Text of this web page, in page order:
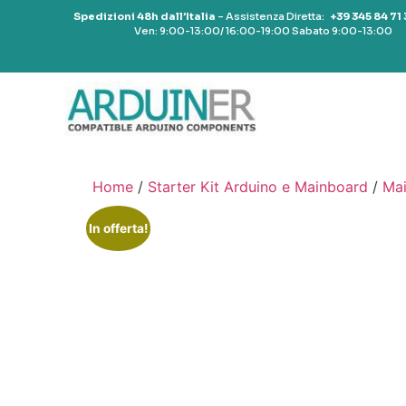
Spedizioni 48h dall’Italia – Assistenza Diretta: +39 345 84 71
Ven: 9:00-13:00/ 16:00-19:00 Sabato 9:00-13:00
Home / Starter Kit Arduino e Mainboard /
In offerta!